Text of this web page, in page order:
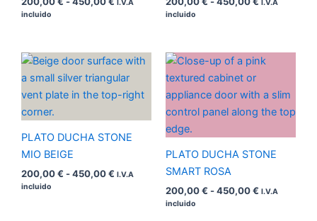
I.V.A
incluido
I.V.A
incluido
PLATO DUCHA STONE
MIO BEIGE
200,00€ -450,00€
Rango
precios:
desde
hasta
I.V.A
incluido
PLATO DUCHA STONE
SMART ROSA
200,00€ -450,00€
Rango
desde
200,00 €
hasta
I.V.A
incluido